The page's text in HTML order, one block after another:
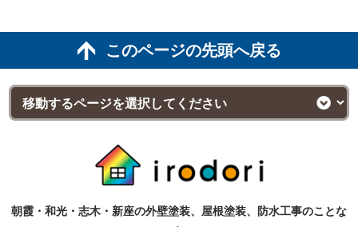
このページの先頭へ戻る
朝霞・和光・志木・新座の外壁塗装、屋根塗装、防水工事のことな